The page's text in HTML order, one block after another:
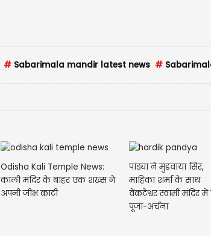
# Sabarimala mandir latest news #
Odisha Kali Temple News:
काली मंदिर के बाहर एक शख्स ने
अपनी जीभ काटी
पांड्या ने मुंडवाया सिर,
माहिका शर्मा के साथ
वेंकटेश्वर स्वामी मंदिर
पूजा-अर्चना